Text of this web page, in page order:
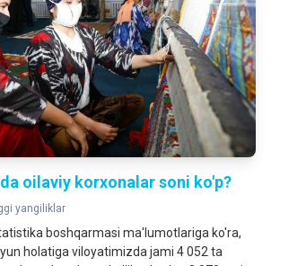
oilaviy korxonalar soni ko'p?
yangiliklar
boshqarmasi ma'lumotlariga ko'ra,
holatiga viloyatimizda jami 4 052 ta